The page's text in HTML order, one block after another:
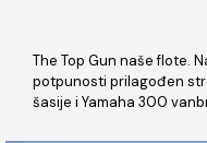
The Top Gun naše flote.
potpunosti prilagođen
šasije i Yamaha 300